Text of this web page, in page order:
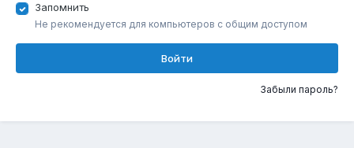
Запомнить
Не рекомендуется для компьютеров с общим доступом
Войти
Забыли пароль?